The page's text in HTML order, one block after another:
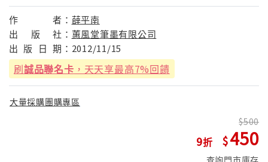
作 者： 薛平南
出
版 社： 蕙風堂筆墨有限公司
出 版 日 期： 2012/11/15
刷誠品聯名卡 ，天天享最高7%回饋
大量採購團購專區
9
500
450